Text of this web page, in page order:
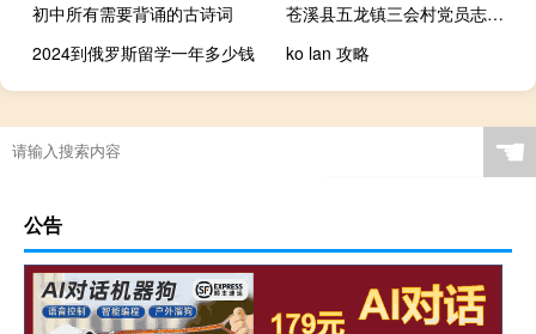
初中所有需要背诵的古诗词
苍溪县五龙镇三会村党员志愿服务队(关于苍溪县五龙镇三会村党员志愿服务队简述)
2024到俄罗斯留学一年多少钱
ko lan 攻略
☚
公告